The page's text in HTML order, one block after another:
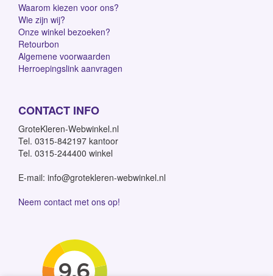
Waarom kiezen voor ons?
Wie zijn wij?
Onze winkel bezoeken?
Retourbon
Algemene voorwaarden
Herroepingslink aanvragen
CONTACT INFO
GroteKleren-Webwinkel.nl
Tel. 0315-842197 kantoor
Tel. 0315-244400 winkel
E-mail: info@grotekleren-webwinkel.nl
Neem contact met ons op!